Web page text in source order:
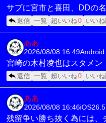
サブに宮市と喜田、DDの
返信 一覧 超いいね0 いい
ああ
2026/08/08 16:49Android
宮崎の木村凌也はスタメン
返信 一覧 超いいね0 いい
ああ
2026/08/08 16:46
残留争い勝ち抜く為には、